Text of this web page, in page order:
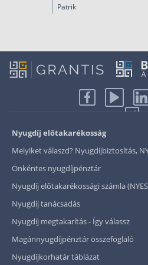
Patrik
Nyugdíj előtakarékosság
Melyiket válaszd? Nyugdíjbiztosítás,
Önkéntes nyugdíjpénztár
Nyugdíj előtakarékossági számla
Nyugdíj tanácsadás
Nyugdíj megtakarítás - Így válassz
Magánnyugdíjpénztár összefoglaló
Nyugdíjkorhatár táblázat